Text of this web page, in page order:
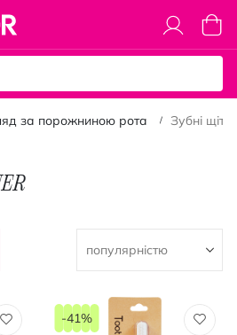
Кошик
за порожниною рота Зубні
-41%